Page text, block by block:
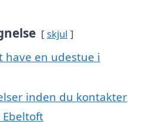
skjul
have en udestue i
inden du kontakter